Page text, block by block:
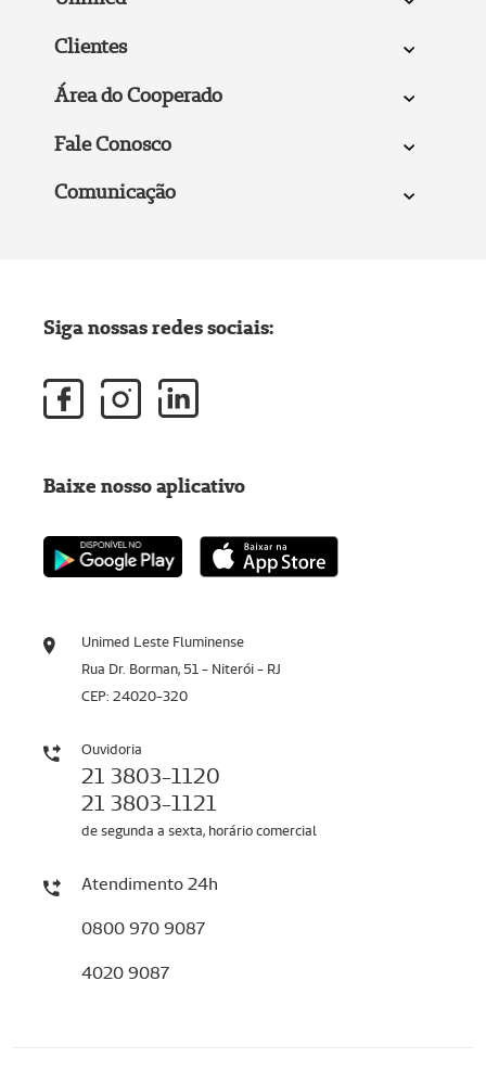
Clientes
Área do Cooperado
Fale Conosco
Comunicação
Unimed Leste Fluminense
Rua Dr. Borman, 51 - Niterói - RJ
CEP: 24020-320
Ouvidoria
21 3803-1120
21 3803-1121
de segunda a sexta, horário comercial
Atendimento 24h
0800 970 9087
4020 9087
Siga nossas redes sociais:
Baixe nosso aplicativo